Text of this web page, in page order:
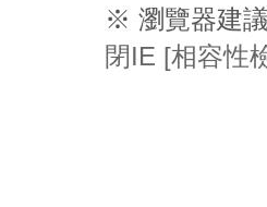
※ 瀏覽器建
閉IE [相容性